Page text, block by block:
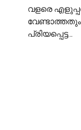
വളരെ
പ്രിയപ്പെട്ട…